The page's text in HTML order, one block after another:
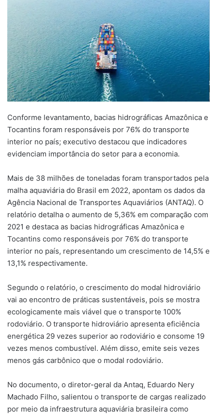
Conforme levantamento, bacias hidrográficas Amazônica e
Tocantins foram responsáveis por 76% do transporte
interior no país; executivo destacou que indicadores
evidenciam importância do setor para a economia.
Mais de 38 milhões de toneladas foram transportados pela
malha aquaviária do Brasil em 2022, apontam os dados da
Agência Nacional de Transportes Aquaviários (ANTAQ). O
relatório detalha o aumento de 5,36% em comparação com
2021 e destaca as bacias hidrográficas Amazônica e
Tocantins como responsáveis por 76% do transporte
interior no país, representando um crescimento de 14,5% e
13,1% respectivamente.
Segundo o relatório, o crescimento do modal hidroviário
vai ao encontro de práticas sustentáveis, pois se mostra
ecologicamente mais viável que o transporte 100%
rodoviário. O transporte hidroviário apresenta eficiência
energética 29 vezes superior ao rodoviário e consome 19
vezes menos combustível. Além disso, emite seis vezes
menos gás carbônico que o modal rodoviário.
No documento, o diretor-geral da Antaq, Eduardo Nery
Machado Filho, salientou o transporte de cargas realizado
por meio da infraestrutura aquaviária brasileira como